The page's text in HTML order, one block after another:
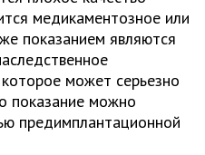
медикаментозное или
показанием являются
может серьезно
показание можно
предимплантационной